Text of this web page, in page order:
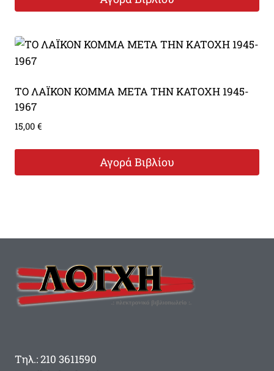
TO ΛAΪKON KOMMA META THN KATOXH 1945-
1967
15,00 €
Αγορά Βιβλίου
Τηλ.: 210 3611590